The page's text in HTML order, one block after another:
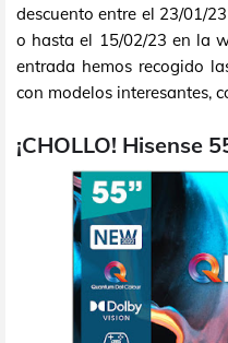
descuento entre el 23/01/
o hasta el 15/02/23 en la
entrada hemos recogido
con modelos interesantes,
¡CHOLLO! Hisense